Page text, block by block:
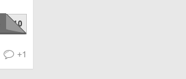
+1